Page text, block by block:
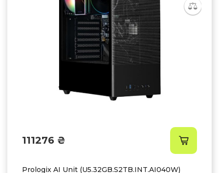
111276 ₴
Prologix AI Unit (U5.32GB.S2TB.INT.AI040W)